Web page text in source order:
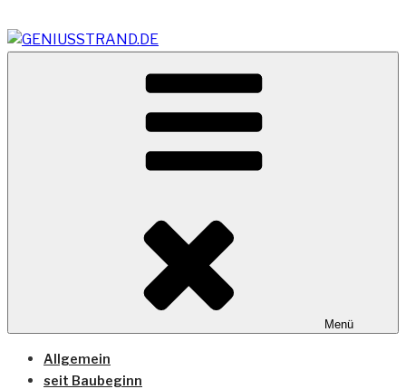
Inhalt
springen
GENIUSSTRAND.DE
Vom Geniusstrand zum JadeWeserPort/Container
Terminal Wilhelmshaven
Menü
Allgemein
seit Baubeginn